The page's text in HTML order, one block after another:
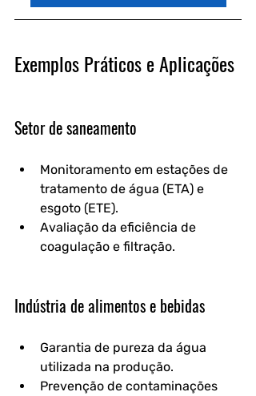
Exemplos Práticos e Aplicações
Setor de saneamento
Monitoramento em estações de
tratamento de água (ETA) e
esgoto (ETE).
Avaliação da eficiência de
coagulação e filtração.
Indústria de alimentos e bebidas
Garantia de pureza da água
utilizada na produção.
Prevenção de contaminações